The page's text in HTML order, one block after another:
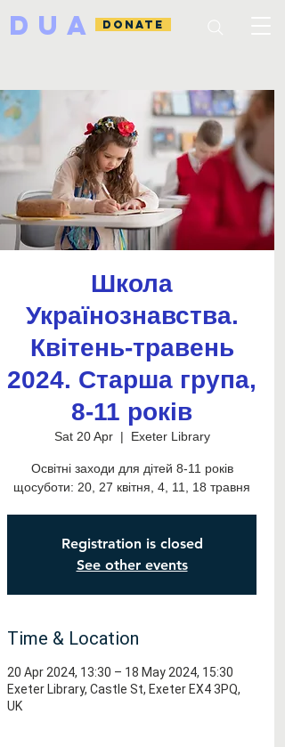
DUA DONATE
Школа
Українознавства.
Квітень-травень
2024. Старша група,
8-11 років
Sat 20 Apr
  |
Exeter Library
Освітні заходи для дітей 8-11 років
щосуботи: 20, 27 квітня, 4, 11, 18 травня
Registration is closed
See other events
Time & Location
20 Apr 2024, 13:30 – 18 May 2024, 15:30
Exeter Library, Castle St, Exeter EX4 3PQ,
UK